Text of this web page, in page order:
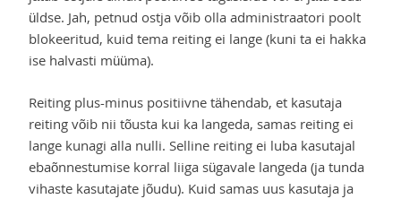
üldse. Jah, petnud ostja võib olla administraatori poolt
blokeeritud, kuid tema reiting ei lange (kuni ta ei hakka
ise halvasti müüma).
Reiting plus-minus positiivne tähendab, et kasutaja
reiting võib nii tõusta kui ka langeda, samas reiting ei
lange kunagi alla nulli. Selline reiting ei luba kasutajal
ebaõnnestumise korral liiga sügavale langeda (ja tunda
vihaste kasutajate jõudu). Kuid samas uus kasutaja ja